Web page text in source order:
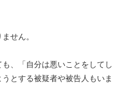
せん。
、「自分は悪いことをしてし
とする被疑者や被告人もいま